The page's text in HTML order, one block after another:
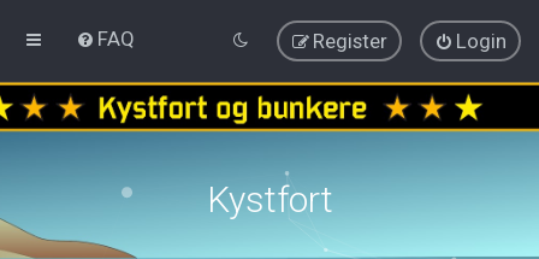
FAQ Login
Register
Kystfort